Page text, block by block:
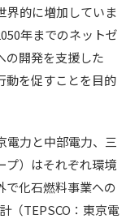
界的に増加していま
年までのネットゼ
の開発を支援した
動を促すことを目的
電力と中部電力、三
プ）はそれぞれ環境
で化石燃料事業への
（TEPSCO：東京電